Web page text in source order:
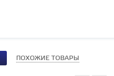
ПОХОЖИЕ ТОВАРЫ